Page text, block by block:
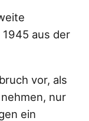
aus der
vor, als
nur
ein